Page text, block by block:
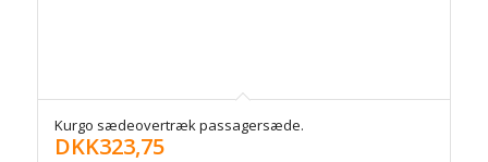
Kurgo sædeovertræk passagersæde.
DKK323,75